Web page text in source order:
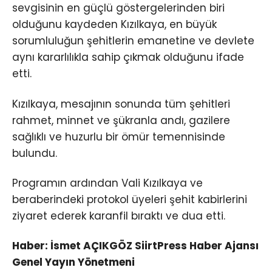
sevgisinin en güçlü göstergelerinden biri
olduğunu kaydeden Kızılkaya, en büyük
sorumluluğun şehitlerin emanetine ve devlete
aynı kararlılıkla sahip çıkmak olduğunu ifade
etti.
Kızılkaya, mesajının sonunda tüm şehitleri
rahmet, minnet ve şükranla andı, gazilere
sağlıklı ve huzurlu bir ömür temennisinde
bulundu.
Programın ardından Vali Kızılkaya ve
beraberindeki protokol üyeleri şehit kabirlerini
ziyaret ederek karanfil bıraktı ve dua etti.
Haber: İsmet AÇIKGÖZ SiirtPress Haber Ajansı
Genel Yayın Yönetmeni